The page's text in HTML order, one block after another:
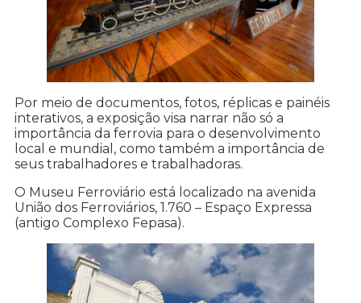
Por meio de documentos, fotos, réplicas e painéis
interativos, a exposição visa narrar não só a
importância da ferrovia para o desenvolvimento
local e mundial, como também a importância de
seus trabalhadores e trabalhadoras.
O Museu Ferroviário está localizado na avenida
União dos Ferroviários, 1.760 – Espaço Expressa
(antigo Complexo Fepasa).